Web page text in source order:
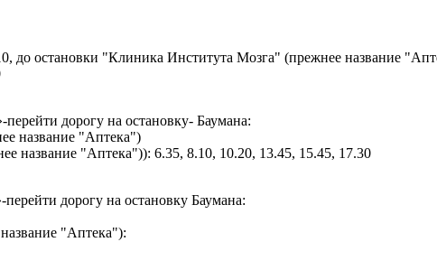
до остановки "Клиника Института Мозга" (прежнее название
дорогу на остановку- Баумана:
название "Аптека")
название "Аптека")): 6.35, 8.10, 10.20, 13.45, 15.45, 17.30
дорогу на остановку Баумана:
"Аптека"):